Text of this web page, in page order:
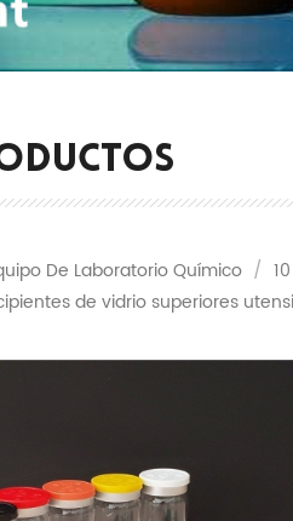
De Laboratorio Químico /
de vidrio superiores